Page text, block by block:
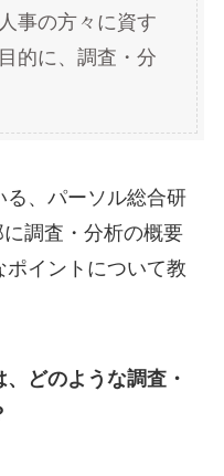
事の方々に資す
的に、調査・分
、パーソル総合研
調査・分析の概要
ポイントについて教
どのような調査・